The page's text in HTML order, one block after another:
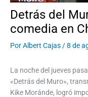
Detrás del
comedia en
PorAlbert Cajas/8 de
La noche del jueves
«Detrás del Muro»,
Kike Moránde, logró